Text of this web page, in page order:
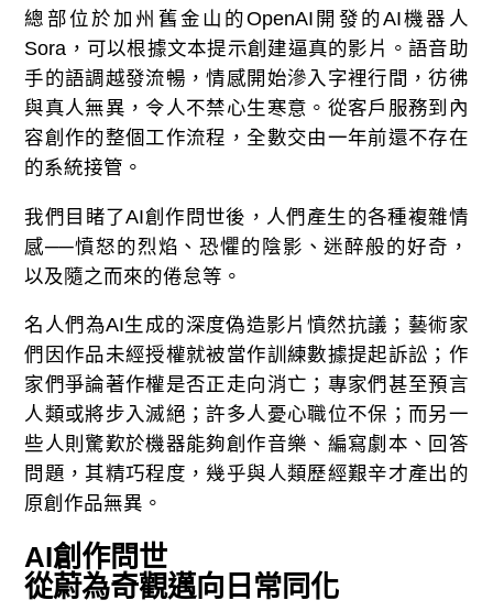
總部位於加州舊金山的OpenAI開發的AI機器人
Sora，可以根據文本提示創建逼真的影片。語音助
手的語調越發流暢，情感開始滲入字裡行間，彷彿
與真人無異，令人不禁心生寒意。從客戶服務到內
容創作的整個工作流程，全數交由一年前還不存在
的系統接管。
我們目睹了AI創作問世後，人們產生的各種複雜情
感──憤怒的烈焰、恐懼的陰影、迷醉般的好奇，
以及隨之而來的倦怠等。
名人們為AI生成的深度偽造影片憤然抗議；藝術家
們因作品未經授權就被當作訓練數據提起訴訟；作
家們爭論著作權是否正走向消亡；專家們甚至預言
人類或將步入滅絕；許多人憂心職位不保；而另一
些人則驚歎於機器能夠創作音樂、編寫劇本、回答
問題，其精巧程度，幾乎與人類歷經艱辛才產出的
原創作品無異。
AI創作問世
從蔚為奇觀邁向日常同化